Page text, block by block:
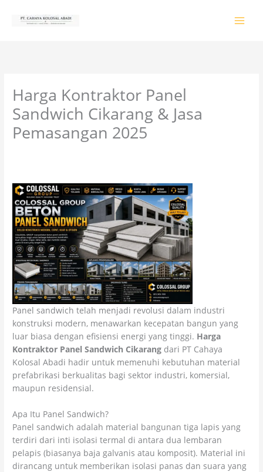
Harga Kontraktor Panel
Sandwich Cikarang & Jasa
Pemasangan 2025
Panel sandwich telah menjadi revolusi dalam industri
konstruksi modern, menawarkan kecepatan bangun yang
luar biasa dengan efisiensi energi yang tinggi. Harga
Kontraktor Panel Sandwich Cikarang dari PT Cahaya
Kolosal Abadi hadir untuk memenuhi kebutuhan material
prefabrikasi berkualitas bagi sektor industri, komersial,
maupun residensial.
Apa Itu Panel Sandwich?
Panel sandwich adalah material bangunan tiga lapis yang
terdiri dari inti isolasi termal di antara dua lembaran
pelapis (biasanya baja galvanis atau komposit). Material ini
dirancang untuk memberikan isolasi panas dan suara yang